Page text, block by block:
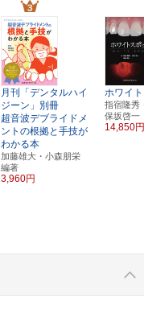
月刊「デンタルハイ
ジーン」別冊
超音波デブライドメ
ントの根拠と手技が
わかる本
加藤雄大・小森朋栄
編著
3,960円
ホワイ
指宿隆秀
保坂啓
14,850